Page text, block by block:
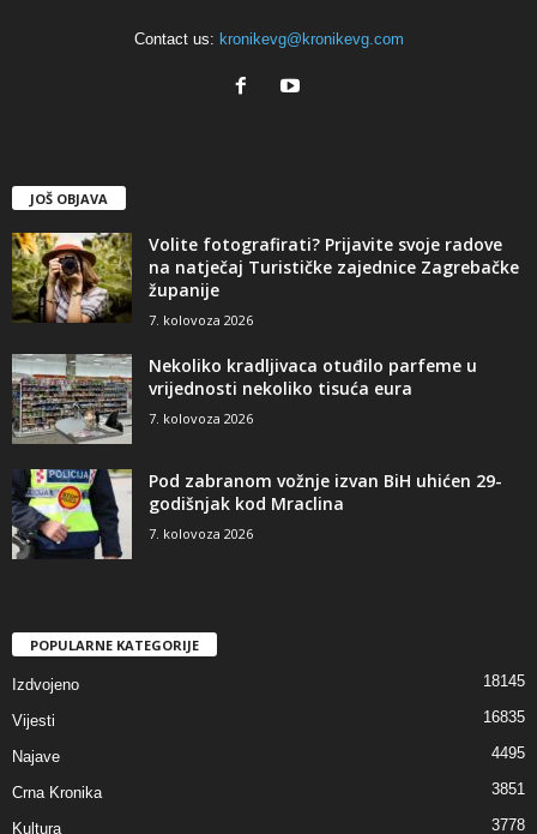
Contact us: kronikevg@kronikevg.com
JOŠ OBJAVA
Volite fotografirati? Prijavite svoje radove
na natječaj Turističke zajednice Zagrebačke
županije
7. kolovoza 2026
Nekoliko kradljivaca otuđilo parfeme u
vrijednosti nekoliko tisuća eura
7. kolovoza 2026
Pod zabranom vožnje izvan BiH uhićen 29-
godišnjak kod Mraclina
7. kolovoza 2026
POPULARNE KATEGORIJE
Izdvojeno 18145
Vijesti 16835
Najave 4495
Crna Kronika 3851
Kultura 3778